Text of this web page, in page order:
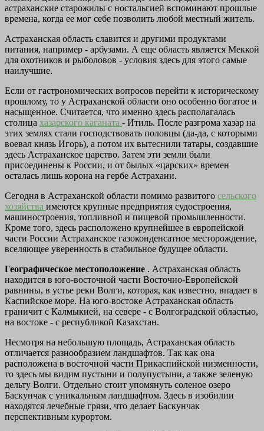
астраханские старожилы с ностальгией вспоминают прошлые
времена, когда ее мог себе позволить любой местный житель.
Астраханская область славится и другими продуктами
питания, например - арбузами. А еще область является Меккой
для охотников и рыболовов - условия здесь для этого самые
наилучшие.
Если от гастрономических вопросов перейти к историческому
прошлому, то у Астраханской области оно особенно богатое и
насыщенное. Считается, что именно здесь располагалась
столица хазарского каганата - Итиль. После разгрома хазар на
этих землях стали господствовать половцы (да-да, с которыми
воевал князь Игорь), а потом их вытеснили татары, создавшие
здесь Астраханское царство. Затем эти земли были
присоединены к России, и от былых «царских» времен
осталась лишь корона на гербе Астрахани.
Сегодня в Астраханской области помимо развитого сельского
хозяйства имеются крупные предприятия судостроения,
машиностроения, топливной и пищевой промышленности.
Кроме того, здесь расположено крупнейшее в европейской
части России Астраханское газоконденсатное месторождение,
вселяющее уверенность в стабильное будущее области.
Географическое местоположение . Астраханская область
находится в юго-восточной части Восточно-Европейской
равнины, в устье реки Волги, которая, как известно, впадает в
Каспийское море. На юго-востоке Астраханская область
граничит с Калмыкией, на севере - с Волгоградской областью,
на востоке - с республикой Казахстан.
Несмотря на небольшую площадь, Астраханская область
отличается разнообразием ландшафтов. Так как она
расположена в восточной части Прикаспийской низменности,
то здесь мы видим пустыни и полупустыни, а также зеленую
дельту Волги. Отдельно стоит упомянуть соленое озеро
Баскунчак с уникальным ландшафтом. Здесь в изобилии
находятся лечебные грязи, что делает Баскунчак
перспективным курортом.